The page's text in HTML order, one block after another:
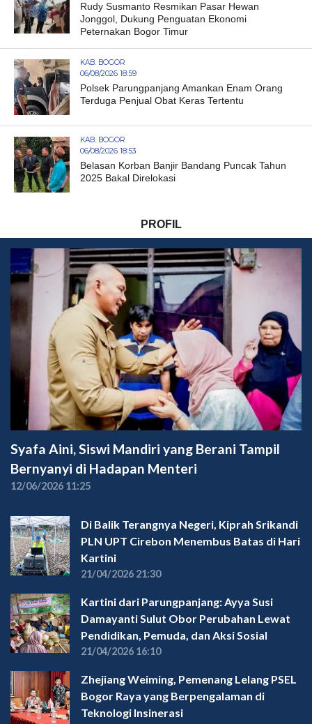
Rudy Susmanto Resmikan Pasar Hewan
Jonggol, Dukung Penguatan Ekonomi
Peternakan Bogor Timur
KAB. BOGOR
06/08/2026 18:59
Polsek Parungpanjang Amankan Enam Orang
Terduga Penjual Obat Keras Tertentu
KAB. BOGOR
06/08/2026 18:53
Belasan Korban Banjir Bandang Puncak Tahun
2025 Bakal Direlokasi
PROFIL
Syafa Aini, Siswi Mandiri yang Berani Tampil
Bernyanyi di Hadapan Menteri
12/06/2026 11:25
Di Balik Terangnya Negeri, Kiprah Srikandi
PLN UPT Cirebon Menembus Batas di Hari
Kartini
21/04/2026 21:30
Kartini dari Parungpanjang: Ayya Susi
Damayanti Sulut Obor Perubahan Lewat
Pendidikan, Pemuda, dan Aksi Sosial
21/04/2026 16:10
Zhejiang Weiming, Pemenang Lelang PSEL
Bogor Raya yang Berpengalaman di
Teknologi Insinerasi